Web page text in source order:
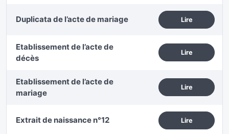
Duplicata de l’acte de mariage Lire
Etablissement de l’acte de
décès
Lire
Etablissement de l’acte de
mariage
Lire
Extrait de naissance n°12 Lire